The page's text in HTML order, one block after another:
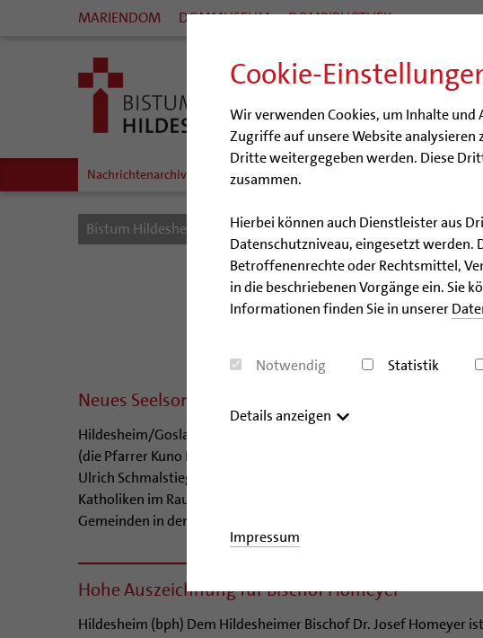
Cookie-
Wir verwenden Cookies, um Inhalte
Zugriffe auf unsere Website
Dritte weitergegeben werden. Diese
zusammen.
Hierbei können auch Dienstleister aus
Datenschutzniveau, eingesetzt werden.
Betroffenenrechte oder Rechtsmittel,
in die beschriebenen Vorgänge ein.
Informationen finden Sie in unserer
Notwendig Statistik
Details anzeigen
Impressum
MARIENDOM DOMMUSEUM DOMBIBLIOTHEK
Nachrichtenarchiv Audio/Podcasts
Bistum Hildesheim Bistum Nachrichten
der
Neues Seelsorgekonzept für Goslar
Hildesheim/Goslar (bph) Der Bischof von Hildesheim wird
(die Pfarrer Kuno Kohn und Bernward Mnich, die Kapläne
Ulrich Schmalstieg) aus der Priestergemeinschaft "Charles de
Katholiken im Raum Goslar wahrzunehmen. Die Gruppe wird
Gemeinden in der Stadt Goslar sowie für die Kirchengemeinden in
Hohe Auszeichnung für Bischof Homeyer
Hildesheim (bph) Dem Hildesheimer Bischof Dr. Josef Homeyer